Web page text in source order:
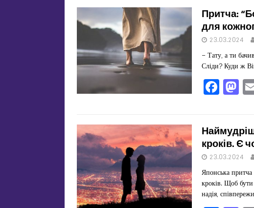
e
b
o
o
k
o
d
o
n
Притча:
для
23.03.2024
– Тату, а ти
Сліди? Куди ж
F
a
e
b
o
o
k
M
a
o
d
o
n
кроків. Є
23.03.2024
Японська
кроків. Щоб
надія,